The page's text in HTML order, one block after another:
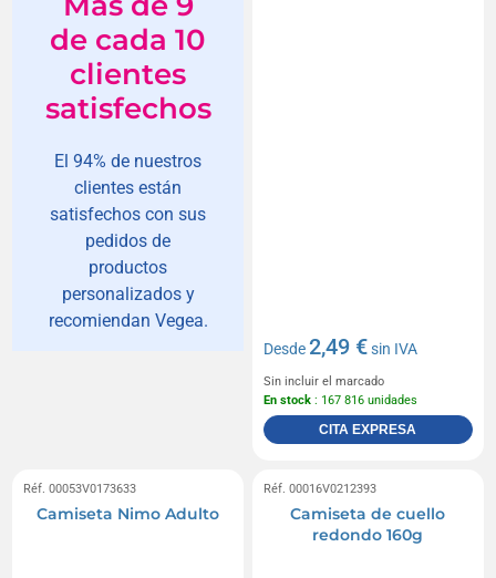
de cada 10
clientes
satisfechos
El 94% de nuestros
clientes están
satisfechos con sus
pedidos de
productos
personalizados y
recomiendan Vegea.
Desde2,49 €sin IVA
Sin incluir el marcado
En stock : 167 816 unidades
CITA EXPRESA
Réf. 00053V0173633
Camiseta Nimo Adulto
Réf. 00016V0212393
Camiseta de cuello
redondo 160g